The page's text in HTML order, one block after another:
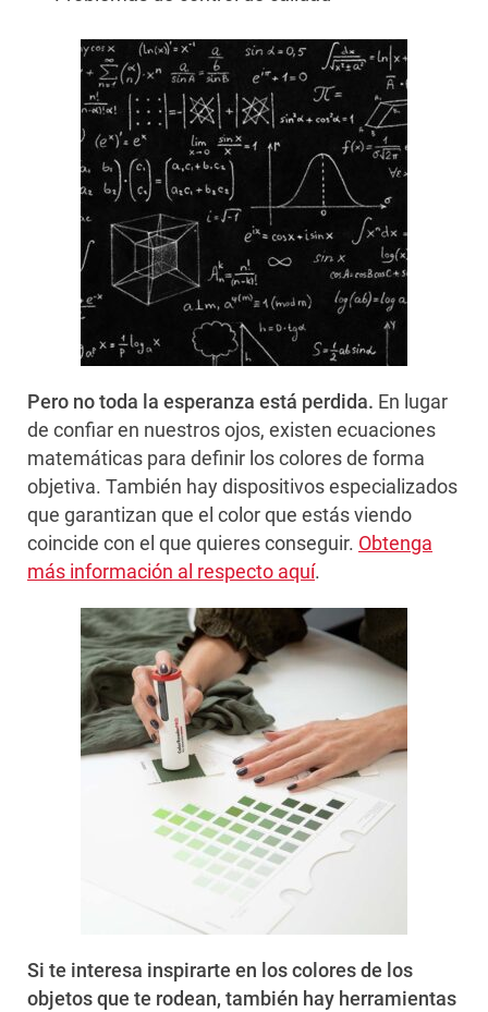
Pero no toda la esperanza está perdida. En lugar
de confiar en nuestros ojos, existen ecuaciones
matemáticas para definir los colores de forma
objetiva. También hay dispositivos especializados
que garantizan que el color que estás viendo
coincide con el que quieres conseguir. Obtenga
más información al respecto aquí.
Si te interesa inspirarte en los colores de los
objetos que te rodean, también hay herramientas